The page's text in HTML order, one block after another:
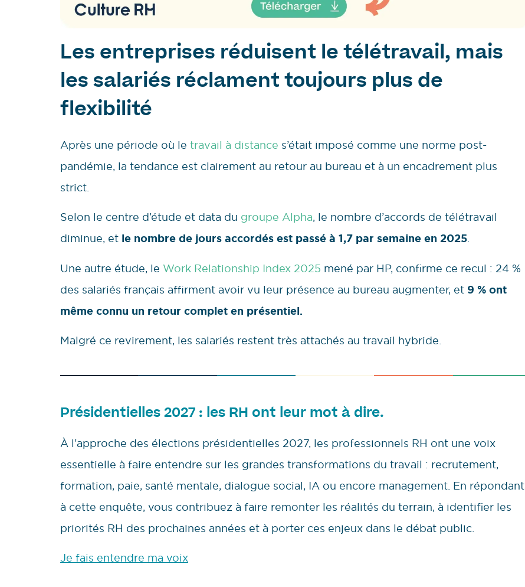
Les entreprises réduisent le télétravail, mais
les salariés réclament toujours plus de
flexibilité
Après une période où le travail à distance s’était imposé comme une norme post-
pandémie, la tendance est clairement au retour au bureau et à un encadrement plus
strict.
Selon le centre d’étude et data du groupe Alpha, le nombre d’accords de télétravail
diminue, et le nombre de jours accordés est passé à 1,7 par semaine en 2025.
Une autre étude, le Work Relationship Index 2025 mené par HP, confirme ce recul : 24 %
des salariés français affirment avoir vu leur présence au bureau augmenter, et 9 % ont
même connu un retour complet en présentiel.
Malgré ce revirement, les salariés restent très attachés au travail hybride.
Présidentielles 2027 : les RH ont leur mot à dire.
À l’approche des élections présidentielles 2027, les professionnels RH ont une voix
essentielle à faire entendre sur les grandes transformations du travail : recrutement,
formation, paie, santé mentale, dialogue social, IA ou encore management. En répondant
à cette enquête, vous contribuez à faire remonter les réalités du terrain, à identifier les
priorités RH des prochaines années et à porter ces enjeux dans le débat public.
Je fais entendre ma voix